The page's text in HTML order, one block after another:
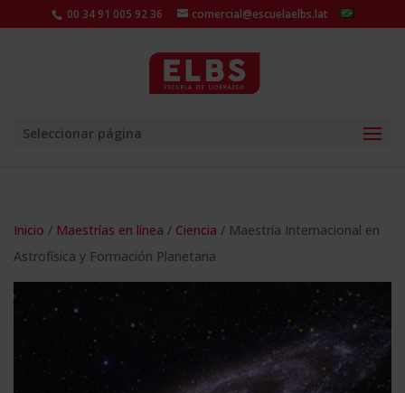
00 34 91 005 92 36 comercial@escuelaelbs.lat
Seleccionar página
Inicio / Maestrías en línea / Ciencia / Maestría Internacional en
Astrofísica y Formación Planetaria